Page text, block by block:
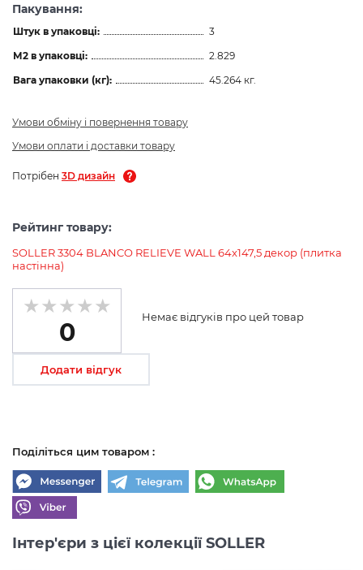
Пакування:
Штук в упаковці:
3
М2 в упаковці:
2.829
Вага упаковки (кг):
45.264 кг.
Умови обміну і повернення товару
Умови оплати і доставки товару
Потрібен 3D дизайн
Рейтинг товару:
SOLLER 3304 BLANCO RELIEVE WALL 64x147,5 декор (плитка
настінна)
0
Немає відгуків про цей товар
Додати відгук
Поділіться цим товаром :
Інтер'єри з цієї колекції SOLLER